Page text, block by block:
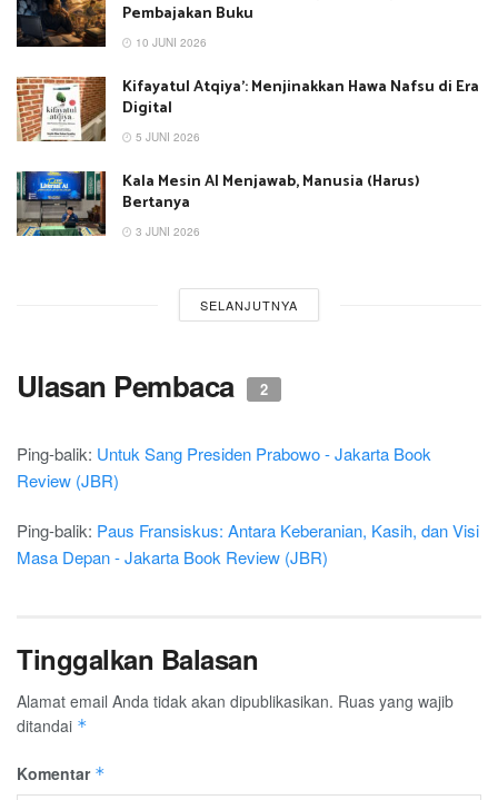
Pembajakan Buku
10 JUNI 2026
Kifayatul Atqiya’: Menjinakkan Hawa Nafsu di Era
Digital
5 JUNI 2026
Kala Mesin AI Menjawab, Manusia (Harus)
Bertanya
3 JUNI 2026
SELANJUTNYA
Ulasan Pembaca 2
Ping-balik: Untuk Sang Presiden Prabowo - Jakarta Book
Review (JBR)
Ping-balik: Paus Fransiskus: Antara Keberanian, Kasih, dan Visi
Masa Depan - Jakarta Book Review (JBR)
Tinggalkan Balasan
Alamat email Anda tidak akan dipublikasikan. Ruas yang wajib
ditandai *
Komentar *